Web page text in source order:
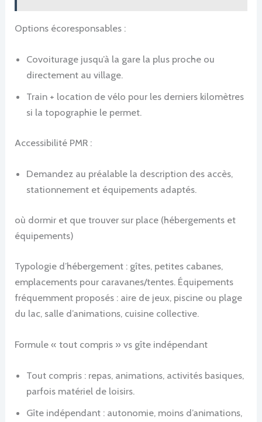
Options écoresponsables :
Covoiturage jusqu’à la gare la plus proche ou
directement au village.
Train + location de vélo pour les derniers kilomètres
si la topographie le permet.
Accessibilité PMR :
Demandez au préalable la description des accès,
stationnement et équipements adaptés.
où dormir et que trouver sur place (hébergements et
équipements)
Typologie d’hébergement : gîtes, petites cabanes,
emplacements pour caravanes/tentes. Équipements
fréquemment proposés : aire de jeux, piscine ou plage
du lac, salle d’animations, cuisine collective.
Formule « tout compris » vs gîte indépendant
Tout compris : repas, animations, activités basiques,
parfois matériel de loisirs.
Gîte indépendant : autonomie, moins d’animations,